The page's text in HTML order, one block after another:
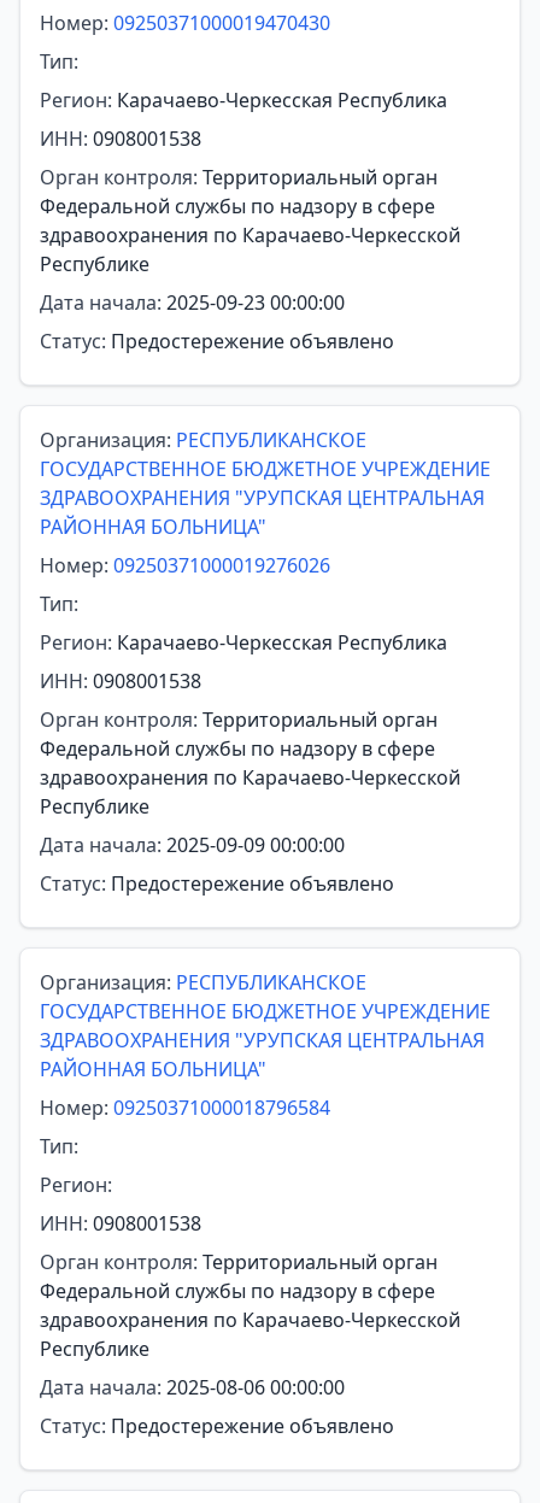
Номер: 09250371000019470430
Тип:
Регион: Карачаево-Черкесская Республика
ИНН: 0908001538
Орган контроля: Территориальный орган
Федеральной службы по надзору в сфере
здравоохранения по Карачаево-Черкесской
Республике
Дата начала: 2025-09-23 00:00:00
Статус: Предостережение объявлено
Организация: РЕСПУБЛИКАНСКОЕ
ГОСУДАРСТВЕННОЕ БЮДЖЕТНОЕ УЧРЕЖДЕНИЕ
ЗДРАВООХРАНЕНИЯ "УРУПСКАЯ ЦЕНТРАЛЬНАЯ
РАЙОННАЯ БОЛЬНИЦА"
Номер: 09250371000019276026
Тип:
Регион: Карачаево-Черкесская Республика
ИНН: 0908001538
Орган контроля: Территориальный орган
Федеральной службы по надзору в сфере
здравоохранения по Карачаево-Черкесской
Республике
Дата начала: 2025-09-09 00:00:00
Статус: Предостережение объявлено
Организация: РЕСПУБЛИКАНСКОЕ
ГОСУДАРСТВЕННОЕ БЮДЖЕТНОЕ УЧРЕЖДЕНИЕ
ЗДРАВООХРАНЕНИЯ "УРУПСКАЯ ЦЕНТРАЛЬНАЯ
РАЙОННАЯ БОЛЬНИЦА"
Номер: 09250371000018796584
Тип:
Регион:
ИНН: 0908001538
Орган контроля: Территориальный орган
Федеральной службы по надзору в сфере
здравоохранения по Карачаево-Черкесской
Республике
Дата начала: 2025-08-06 00:00:00
Статус: Предостережение объявлено